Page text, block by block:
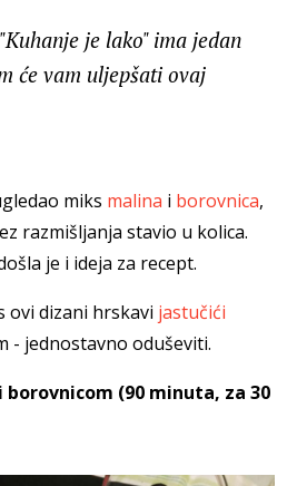
je lako" ima jedan
će vam uljepšati ovaj
miks malina i borovnica,
razmišljanja stavio u kolica.
je i ideja za recept.
ovi dizani hrskavi jastučići
- jednostavno oduševiti.
borovnicom (90 minuta, za 30